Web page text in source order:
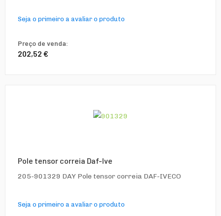
Seja o primeiro a avaliar o produto
Preço de venda:
202,52 €
Pole tensor correia Daf-Ive
205-901329 DAY Pole tensor correia DAF-IVECO
Seja o primeiro a avaliar o produto